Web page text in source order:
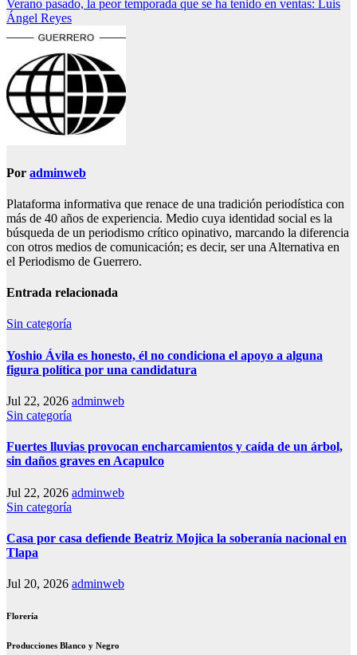
de
entradas
Verano pasado, la peor temporada que se ha tenido en ventas: Luis
Ángel Reyes
Por adminweb
Plataforma informativa que renace de una tradición periodística con
más de 40 años de experiencia. Medio cuya identidad social es la
búsqueda de un periodismo crítico opinativo, marcando la diferencia
con otros medios de comunicación; es decir, ser una Alternativa en
el Periodismo de Guerrero.
Entrada relacionada
Sin categoría
Yoshio Ávila es honesto, él no condiciona el apoyo a alguna
figura política por una candidatura
Jul 22, 2026 adminweb
Sin categoría
Fuertes lluvias provocan encharcamientos y caída de un árbol,
sin daños graves en Acapulco
Jul 22, 2026 adminweb
Sin categoría
Casa por casa defiende Beatriz Mojica la soberanía nacional en
Tlapa
Jul 20, 2026 adminweb
Florería
Producciones Blanco y Negro